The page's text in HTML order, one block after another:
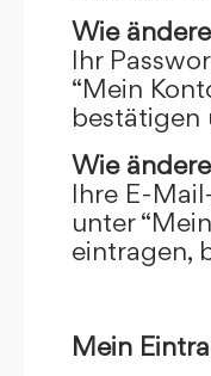
Wie
Ihr
“Mein
bestätigen
Wie
Ihre E-
unter
eintragen,
Mein